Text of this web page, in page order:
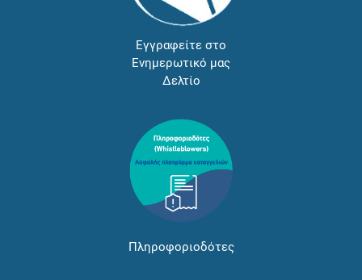
Εγγραφείτε στο
Ενημερωτικό μας
Δελτίο
Πληροφοριοδότες